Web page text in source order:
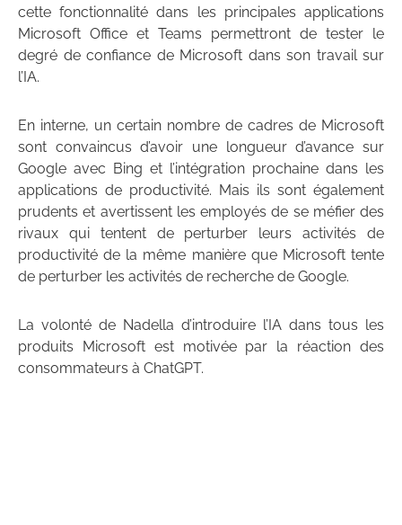
cette fonctionnalité dans les principales applications
Microsoft Office et Teams permettront de tester le
degré de confiance de Microsoft dans son travail sur
l’IA.
En interne, un certain nombre de cadres de Microsoft
sont convaincus d’avoir une longueur d’avance sur
Google avec Bing et l’intégration prochaine dans les
applications de productivité. Mais ils sont également
prudents et avertissent les employés de se méfier des
rivaux qui tentent de perturber leurs activités de
productivité de la même manière que Microsoft tente
de perturber les activités de recherche de Google.
La volonté de Nadella d’introduire l’IA dans tous les
produits Microsoft est motivée par la réaction des
consommateurs à ChatGPT.